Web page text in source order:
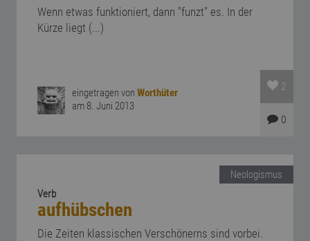
Wenn etwas funktioniert, dann "funzt" es. In der
Kürze liegt (...)
eingetragen vonWorthüter
am 8. Juni 2013
2
0
Neologismus
Verb
aufhübschen
Die Zeiten klassischen Verschönerns sind vorbei.